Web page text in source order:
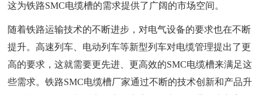
这为铁路SMC电缆槽的需求提供了广阔的市场空间。
随着铁路运输技术的不断进步，对电气设备的要求也在不断
提升。高速列车、电动列车等新型列车对电缆管理提出了更
高的要求，这就需要更先进、更高效的SMC电缆槽来满足这
些需求。铁路SMC电缆槽厂家通过不断的技术创新和产品升